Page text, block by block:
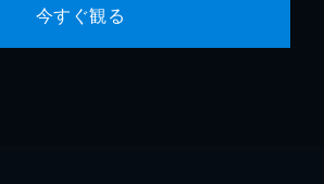
今すぐ観る